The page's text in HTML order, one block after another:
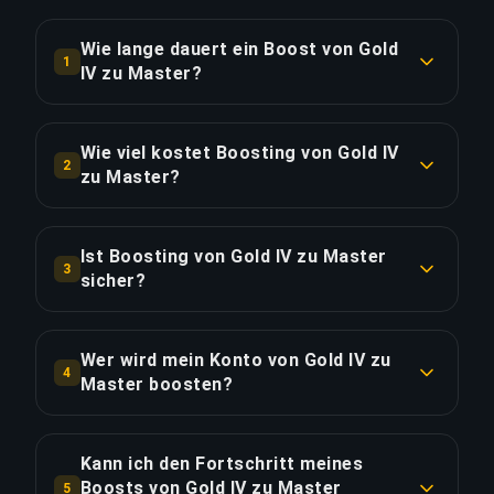
1
Wie lange dauert ein Boost von Gold
IV zu Master?
Regel 7+ Tage. Mit Priority Order erfolgt die
Lieferung ca. 25% schneller.
2
Wie viel kostet Boosting von Gold IV
zu Master?
€600.26 für die Standardoption. Priority Order
kostet €720.31 und das Full Package mit
LINK KOPIEREN
3
Ist Boosting von Gold IV zu Master
sicher?
passend zu Ihrer Region und spielen mit
aktivierter "Offline erscheinen"-Funktion. Wir
Trustpilot-Bewertung abgeschlossen.
4
Wer wird mein Konto von Gold IV zu
Master boosten?
Boosts durch. Jeder Booster durchläuft einen
strengen Auswahlprozess einschließlich Rang-
5
Kann ich den Fortschritt meines
Boosts von Gold IV zu Master